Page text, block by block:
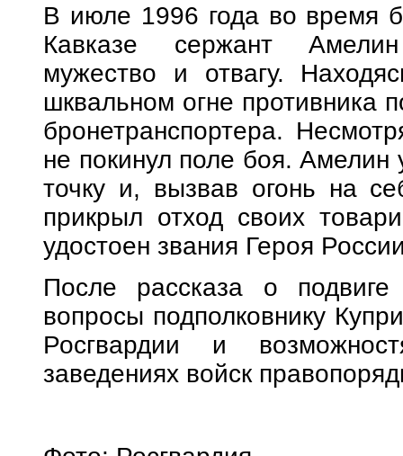
В июле 1996 года во время
Кавказе сержант
мужество и отвагу.
шквальном огне противника
бронетранспортера.
не покинул поле боя.
точку и, вызвав огонь на
прикрыл отход своих
удостоен звания Героя
После рассказа о
вопросы подполковнику
Росгвардии и
заведениях войск